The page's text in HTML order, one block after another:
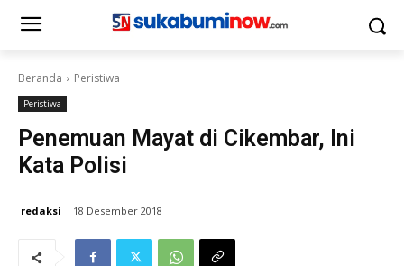
Beranda Peristiwa
Peristiwa
Penemuan Mayat di Cikembar, Ini
Kata Polisi
redaksi 18 Desember 2018